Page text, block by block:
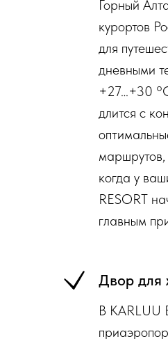
Горный
курортов
для
дневными
+27…+30
длится с
когда у
RESORT
главным
Двор для
В KARLUU